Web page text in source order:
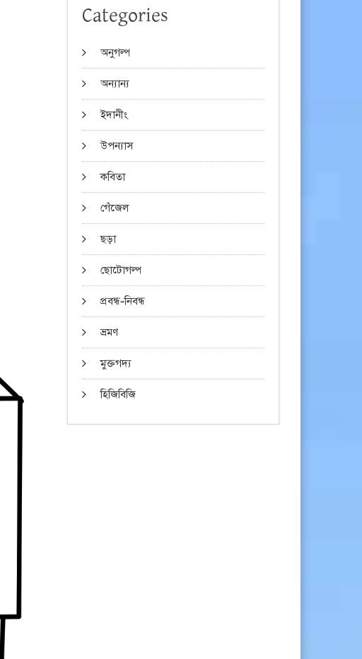
Categories
অনুগল্প
অন্যান্য
ইদানীং
উপন্যাস
কবিতা
গেঁজেল
ছড়া
ছোটোগল্প
প্রবন্ধ-নিবন্ধ
ভ্রমণ
মুক্তগদ্য
হিজিবিজি